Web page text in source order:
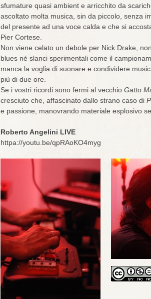
sfumature quasi ambient e arricchito da
ascoltato molta musica, sin da piccolo, senza
del presente ad una voce calda e che si
Pier Cortese.
Non viene celato un debole per Nick Drake,
blues né slanci sperimentali come il
manca la voglia di suonare e condividere
più di due ore.
Se i vostri ricordi sono fermi al vecchio Gatto
cresciuto che, affascinato dallo strano caso di
e passione, manovrando materiale esplosivo
Roberto Angelini LIVE
httpa://youtu.be/qpRAoKO4myg